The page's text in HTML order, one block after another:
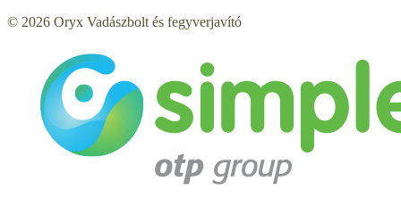
© 2026 Oryx Vadászbolt és fegyverjavító